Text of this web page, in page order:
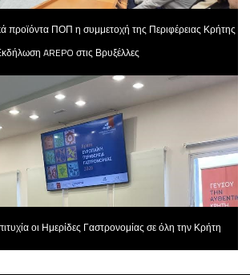
προϊόντα ΠΟΠ η συμμετοχή της Περιφέρειας Κρήτης
AREPO στις Βρυξέλλες
οι Ημερίδες Γαστρονομίας σε όλη την Κρήτη